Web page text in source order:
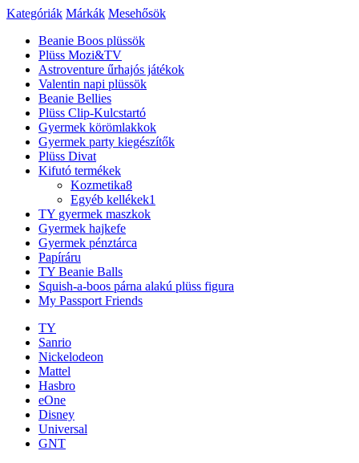
Kategóriák Márkák Mesehősök
Beanie Boos plüssök
Plüss Mozi&TV
Astroventure űrhajós játékok
Valentin napi plüssök
Beanie Bellies
Plüss Clip-Kulcstartó
Gyermek körömlakkok
Gyermek party kiegészítők
Plüss Divat
Kifutó termékek
Kozmetika8
Egyéb kellékek1
TY gyermek maszkok
Gyermek hajkefe
Gyermek pénztárca
Papíráru
TY Beanie Balls
Squish-a-boos párna alakú plüss figura
My Passport Friends
TY
Sanrio
Nickelodeon
Mattel
Hasbro
eOne
Disney
Universal
GNT